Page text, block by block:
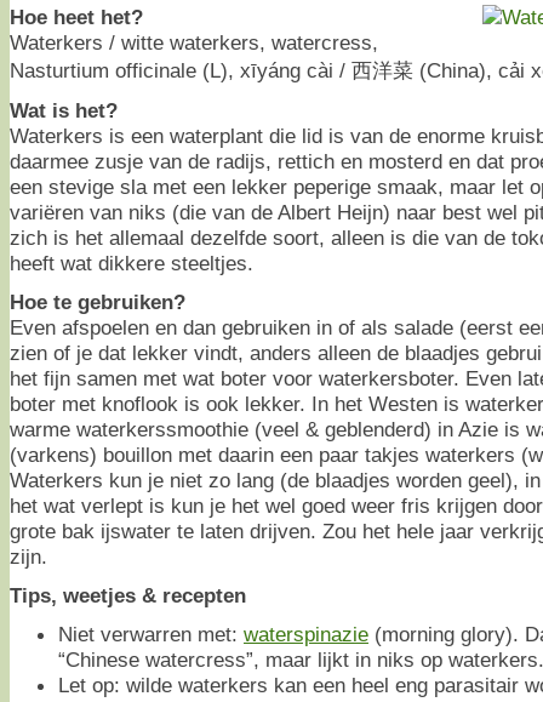
Hoe heet het?
Waterkers / witte waterkers, watercress,
Nasturtium officinale (L), xīyáng cài / 西洋菜 (China), cải
Wat is het?
Waterkers is een waterplant die lid is van de enorme
daarmee zusje van de radijs, rettich en mosterd en dat
een stevige sla met een lekker peperige smaak, maar let
variëren van niks (die van de Albert Heijn) naar best wel
zich is het allemaal dezelfde soort, alleen is die van de
heeft wat dikkere steeltjes.
Hoe te gebruiken?
Even afspoelen en dan gebruiken in of als salade (eerst
zien of je dat lekker vindt, anders alleen de blaadjes
het fijn samen met wat boter voor waterkersboter. Even
boter met knoflook is ook lekker. In het Westen is
warme waterkerssmoothie (veel & geblenderd) in Azie is
(varkens) bouillon met daarin een paar takjes waterkers
Waterkers kun je niet zo lang (de blaadjes worden geel),
het wat verlept is kun je het wel goed weer fris krijgen
grote bak ijswater te laten drijven. Zou het hele jaar
zijn.
Tips, weetjes & recepten
Niet verwarren met: waterspinazie (morning glory).
“Chinese watercress”, maar lijkt in niks op waterkers.
Let op: wilde waterkers kan een heel eng parasitair